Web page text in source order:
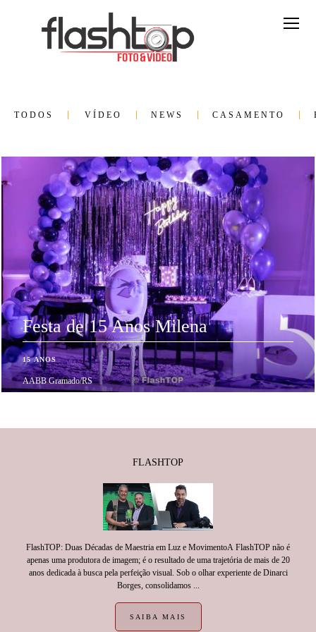
TODOS VÍDEO NEWS CASAMENTO
Festa de 15 Anos Milena
15 ANOS
AABB Gramado/RS
FLASHTOP
FlashTOP: Duas Décadas de Maestria em Luz e MovimentoA FlashTOP não é
apenas uma produtora de imagem; é o resultado de uma trajetória de mais de 20
anos dedicada à busca pela perfeição visual. Sob o olhar experiente de Dinarci
Borges, consolidamos ...
SAIBA MAIS